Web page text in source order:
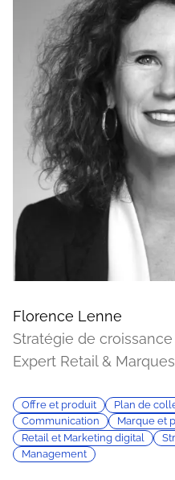
Florence Lenne
Stratégie de
Expert Retail &
Offre et produit Plan de
Communication
Marque et
Retail et Marketing digital
Management